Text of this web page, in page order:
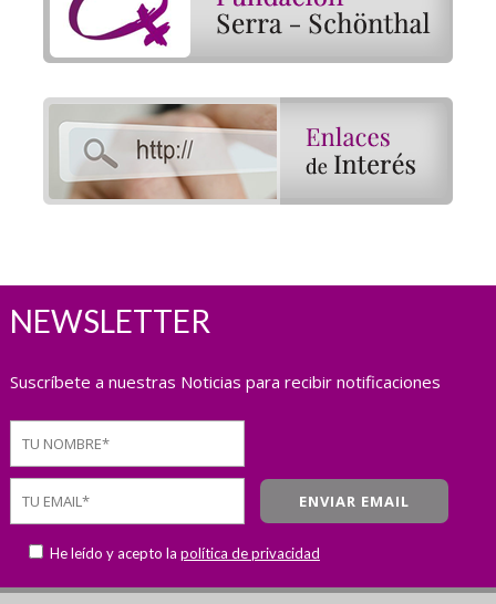
NEWSLETTER
Suscríbete a nuestras Noticias para recibir notificaciones
He leído y acepto la política de privacidad